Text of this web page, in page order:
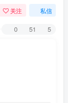
关注 私信
0 51 5